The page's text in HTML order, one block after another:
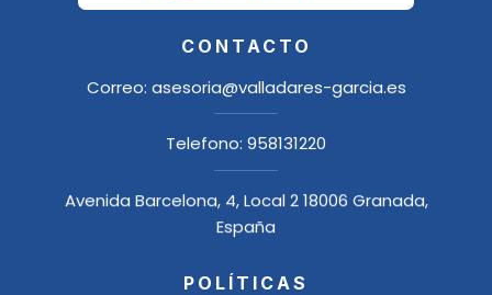
CONTACTO
Correo: asesoria@valladares-garcia.es
Telefono: 958131220
Avenida Barcelona, 4, Local 2 18006 Granada,
España
POLÍTICAS